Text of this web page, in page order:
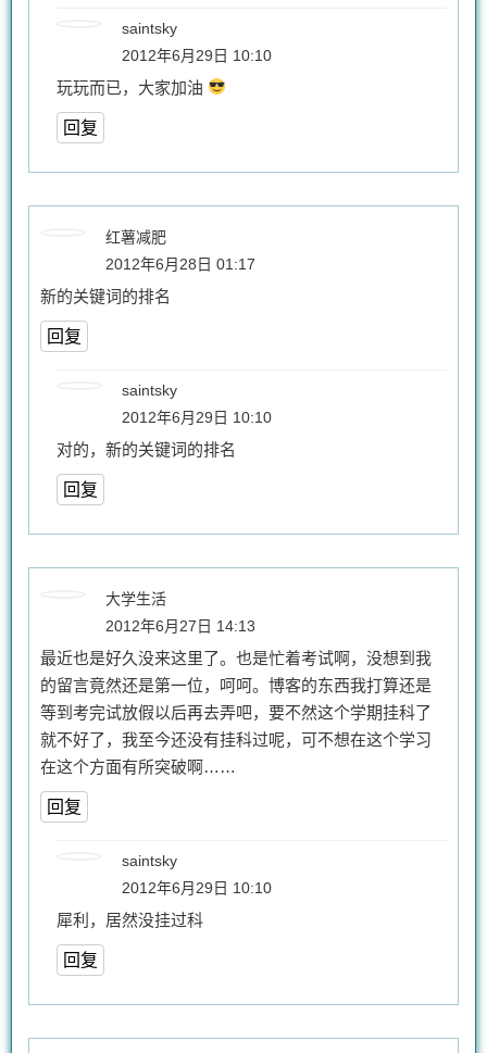
saintsky
2012年6月29日 10:10
玩玩而已，大家加油
回复
红薯减肥
2012年6月28日 01:17
新的关键词的排名
回复
saintsky
2012年6月29日 10:10
对的，新的关键词的排名
回复
大学生活
2012年6月27日 14:13
最近也是好久没来这里了。也是忙着考试啊，没想到我
的留言竟然还是第一位，呵呵。博客的东西我打算还是
等到考完试放假以后再去弄吧，要不然这个学期挂科了
就不好了，我至今还没有挂科过呢，可不想在这个学习
在这个方面有所突破啊……
回复
saintsky
2012年6月29日 10:10
犀利，居然没挂过科
回复